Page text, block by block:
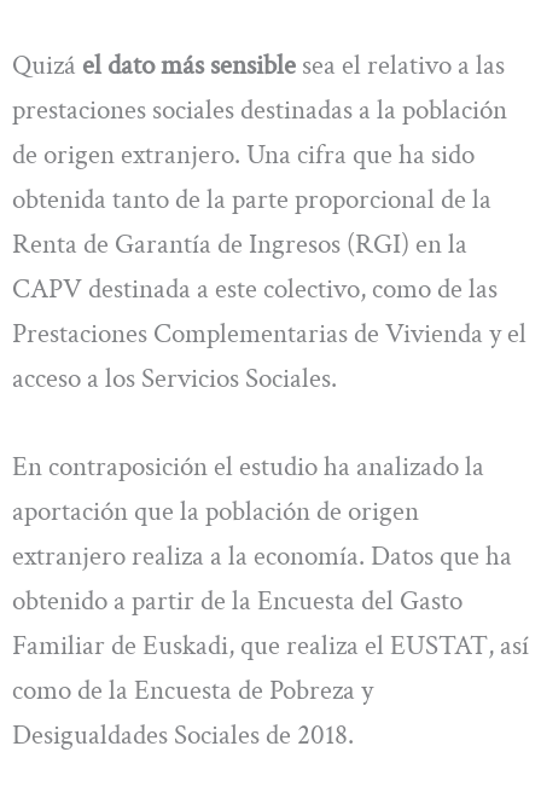
Quizá el dato más sensible sea el relativo a las
prestaciones sociales destinadas a la población
de origen extranjero. Una cifra que ha sido
obtenida tanto de la parte proporcional de la
Renta de Garantía de Ingresos (RGI) en la
CAPV destinada a este colectivo, como de las
Prestaciones Complementarias de Vivienda y el
acceso a los Servicios Sociales.
En contraposición el estudio ha analizado la
aportación que la población de origen
extranjero realiza a la economía. Datos que ha
obtenido a partir de la Encuesta del Gasto
Familiar de Euskadi, que realiza el EUSTAT, así
como de la Encuesta de Pobreza y
Desigualdades Sociales de 2018.